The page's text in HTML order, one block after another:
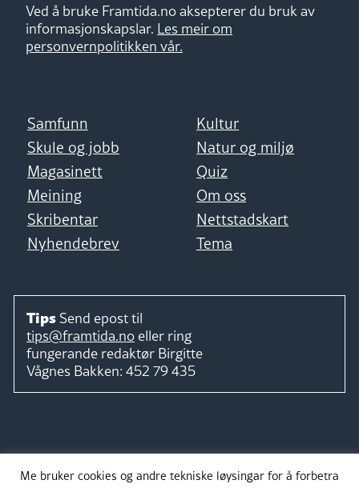
Ved å bruke Framtida.no aksepterer du bruk av
informasjonskapslar. Les meir om
personvernpolitikken vår.
Samfunn
Kultur
Skule og jobb
Natur og miljø
Magasinett
Quiz
Meining
Om oss
Skribentar
Nettstadskart
Nyhendebrev
Tema
Tips Send epost til
tips@framtida.no eller ring
fungerande redaktør Birgitte
Vågnes Bakken: 452 79 435
Me bruker cookies og andre tekniske løysingar for å forbetra